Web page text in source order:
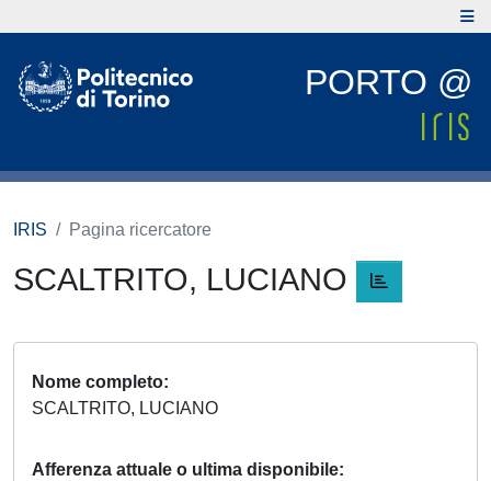
PORTO @
IRIS Pagina ricercatore
SCALTRITO, LUCIANO
Nome completo
SCALTRITO, LUCIANO
Afferenza attuale o ultima disponibile